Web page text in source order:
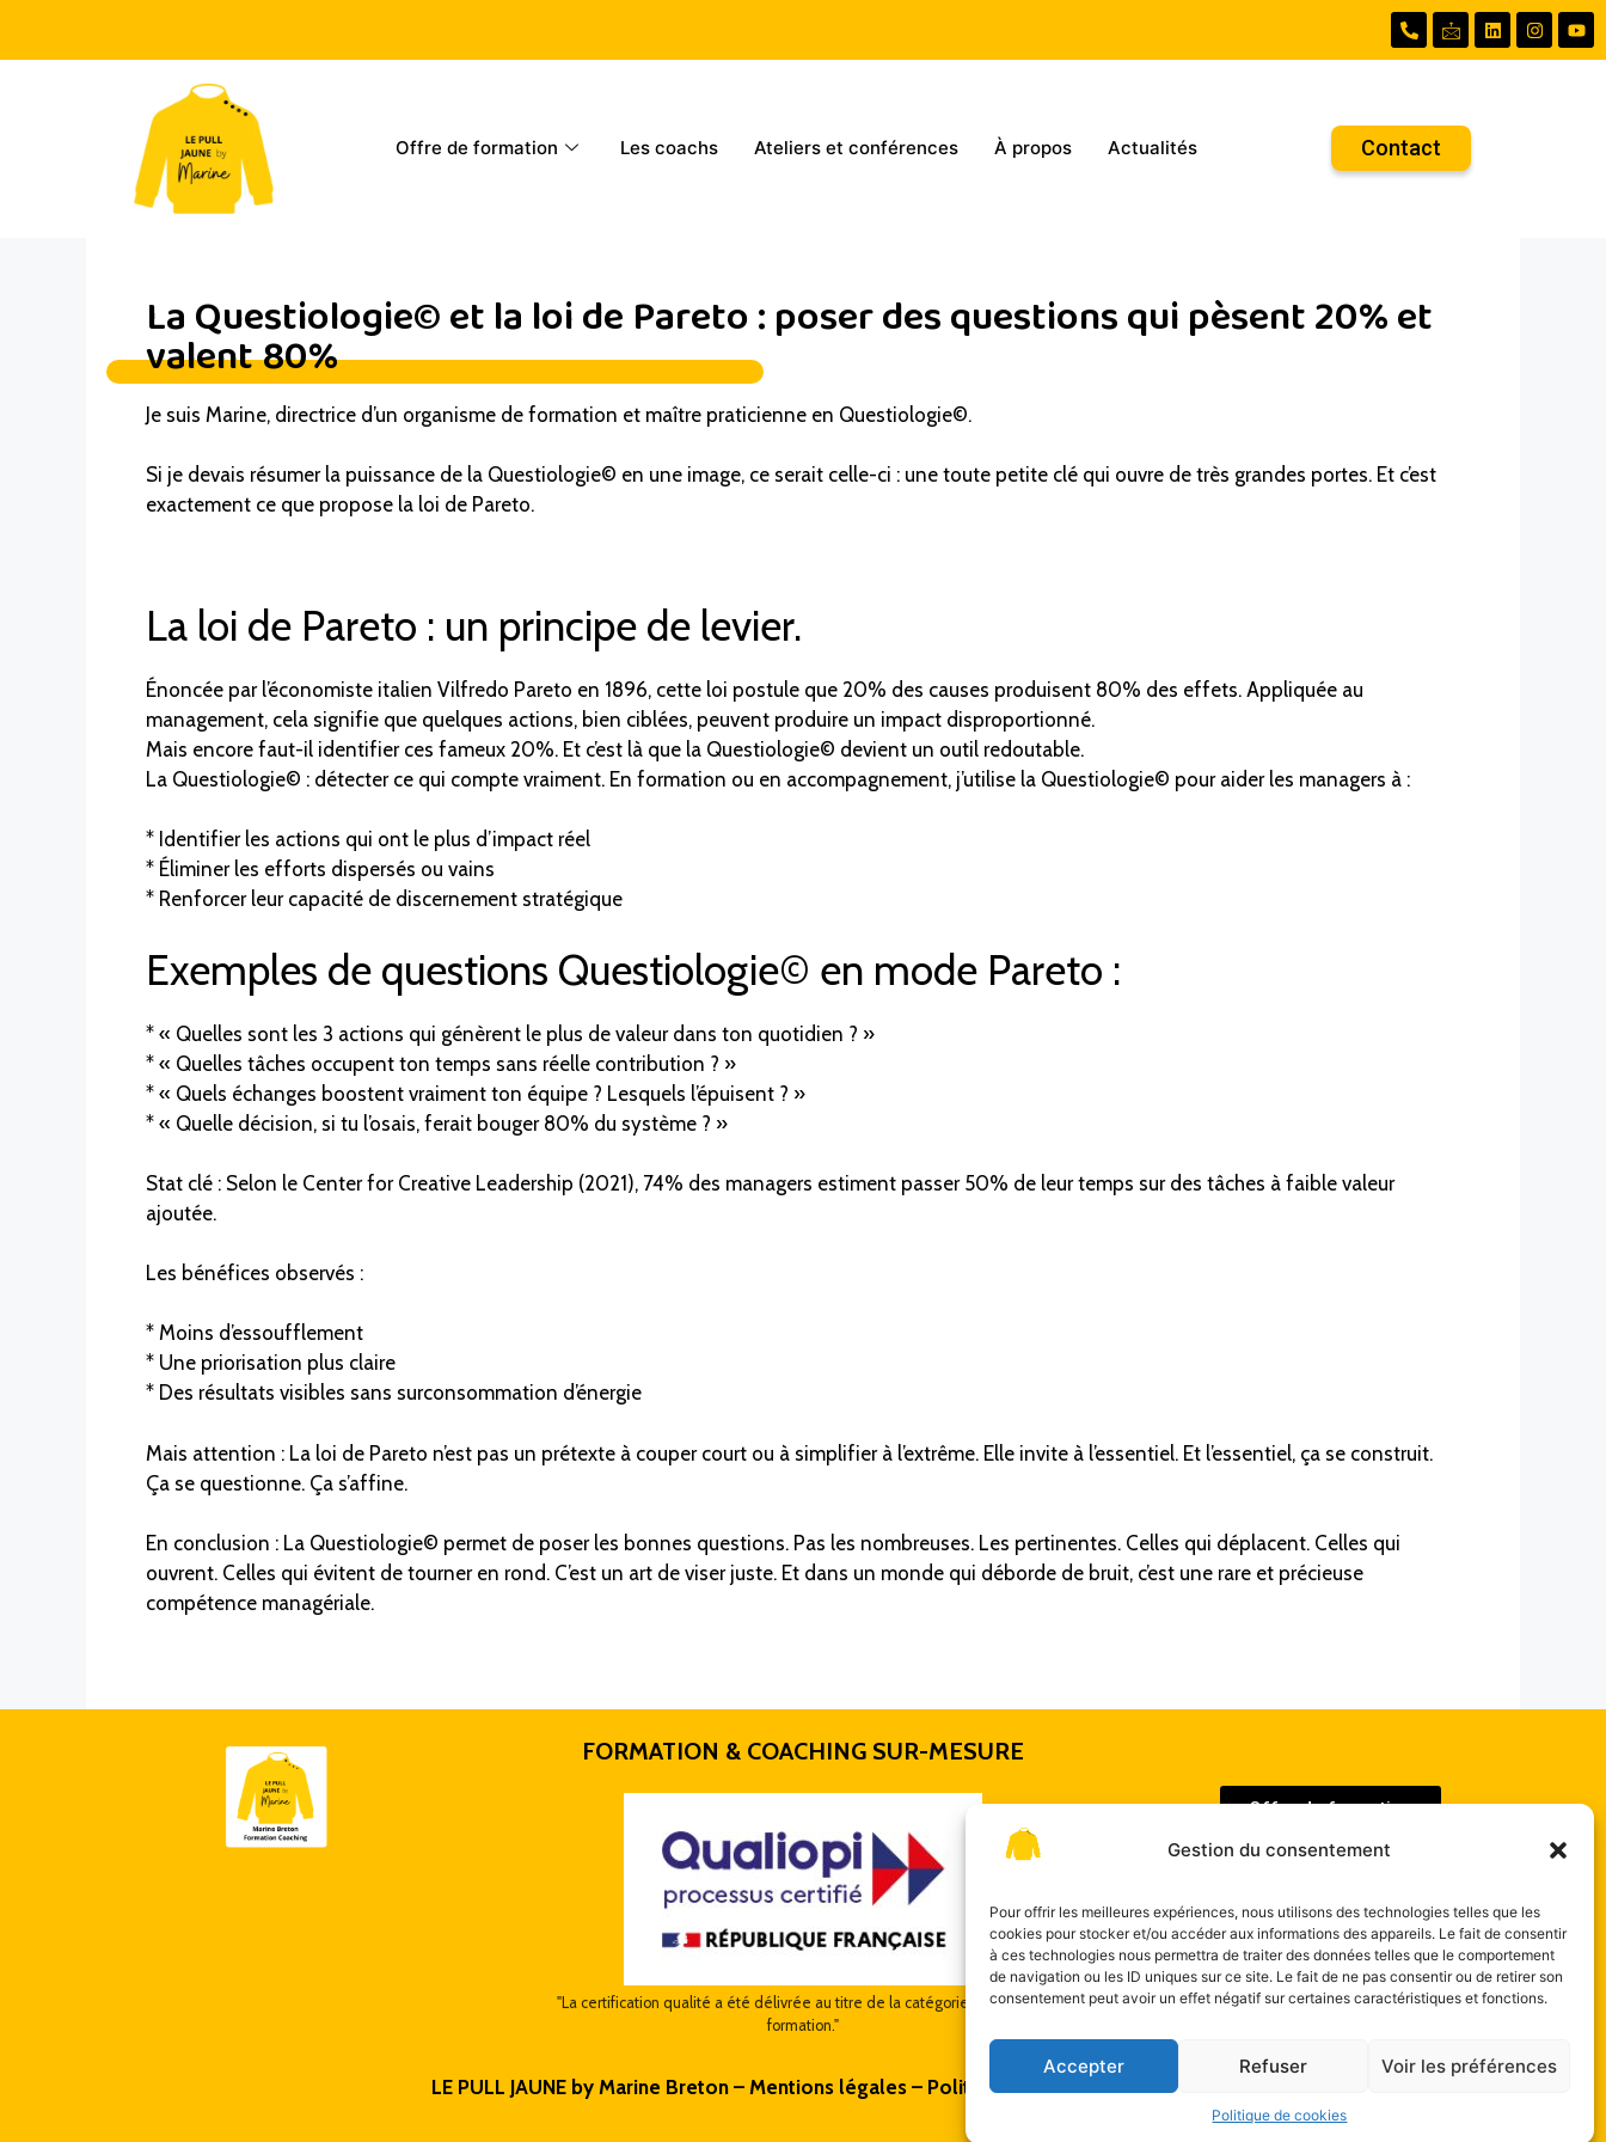
Gestion du consentement
Pour offrir les meilleures expériences, nous utilisons des technologies telles que les
cookies pour stocker et/ou accéder aux informations des appareils. Le fait de consentir
à ces technologies nous permettra de traiter des données telles que le comportement
de navigation ou les ID uniques sur ce site. Le fait de ne pas consentir ou de retirer son
consentement peut avoir un effet négatif sur certaines caractéristiques et fonctions.
Accepter Refuser Voir les préférences
Politique de cookies
Offre de formation Les coachs Ateliers et conférences À propos Actualités Contact
La Questiologie© et la loi de Pareto : poser des questions qui pèsent 20% et
valent 80%
Je suis Marine, directrice d’un organisme de formation et maître praticienne en Questiologie©.
Si je devais résumer la puissance de la Questiologie© en une image, ce serait celle-ci : une toute petite clé qui ouvre de très grandes portes. Et c’est
exactement ce que propose la loi de Pareto.
La loi de Pareto : un principe de levier.
Énoncée par l’économiste italien Vilfredo Pareto en 1896, cette loi postule que 20% des causes produisent 80% des effets. Appliquée au
management, cela signifie que quelques actions, bien ciblées, peuvent produire un impact disproportionné.
Mais encore faut-il identifier ces fameux 20%. Et c’est là que la Questiologie© devient un outil redoutable.
La Questiologie© : détecter ce qui compte vraiment. En formation ou en accompagnement, j’utilise la Questiologie© pour aider les managers à :
* Identifier les actions qui ont le plus d’impact réel
* Éliminer les efforts dispersés ou vains
* Renforcer leur capacité de discernement stratégique
Exemples de questions Questiologie© en mode Pareto :
* « Quelles sont les 3 actions qui génèrent le plus de valeur dans ton quotidien ? »
* « Quelles tâches occupent ton temps sans réelle contribution ? »
* « Quels échanges boostent vraiment ton équipe ? Lesquels l’épuisent ? »
* « Quelle décision, si tu l’osais, ferait bouger 80% du système ? »
Stat clé : Selon le Center for Creative Leadership (2021), 74% des managers estiment passer 50% de leur temps sur des tâches à faible valeur
ajoutée.
Les bénéfices observés :
* Moins d’essoufflement
* Une priorisation plus claire
* Des résultats visibles sans surconsommation d’énergie
Mais attention : La loi de Pareto n’est pas un prétexte à couper court ou à simplifier à l’extrême. Elle invite à l’essentiel. Et l’essentiel, ça se construit.
Ça se questionne. Ça s’affine.
En conclusion : La Questiologie© permet de poser les bonnes questions. Pas les nombreuses. Les pertinentes. Celles qui déplacent. Celles qui
ouvrent. Celles qui évitent de tourner en rond. C’est un art de viser juste. Et dans un monde qui déborde de bruit, c’est une rare et précieuse
compétence managériale.
FORMATION & COACHING SUR-MESURE
"La certification qualité a été délivrée au titre de la catégorie : actions de
formation."
Offre de formation
Contact
LE PULL JAUNE by Marine Breton – Mentions légales– Politique de confidentialité